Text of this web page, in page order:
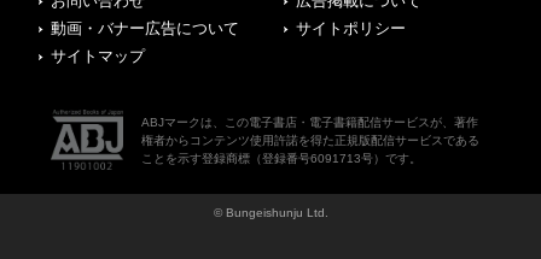
動画・バナー広告について
サイトポリシー
サイトマップ
ABJマークは、この電子書店・電子書籍配信サービスが、著作
権者からコンテンツ使用許諾を得た正規版配信サービスである
ことを示す登録商標（登録番号6091713号）です。
© Bungeishunju Ltd.